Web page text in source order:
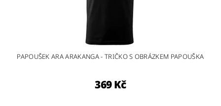
PAPOUŠEK ARA ARAKANGA - TRIČKO S OBRÁZKEM PAPOUŠKA
369 Kč